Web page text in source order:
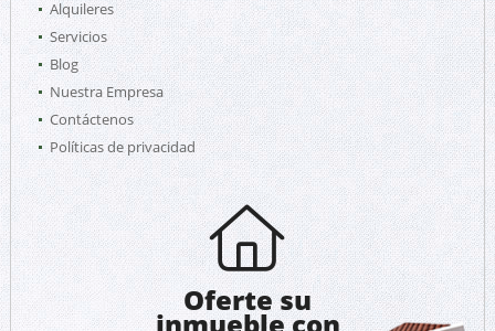
Alquileres
Servicios
Blog
Nuestra Empresa
Contáctenos
Políticas de privacidad
Oferte su